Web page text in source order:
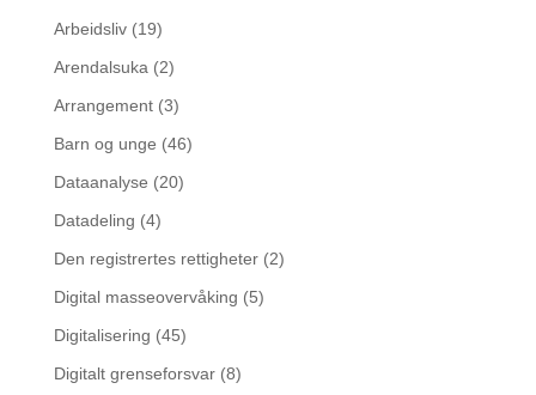
Arbeidsliv(19)
Arendalsuka (2)
Arrangement(3)
Barn og unge (46)
Dataanalyse (20)
Datadeling (4)
Den registrertes rettigheter(2)
Digital masseovervåking (5)
Digitalisering (45)
Digitalt grenseforsvar(8)